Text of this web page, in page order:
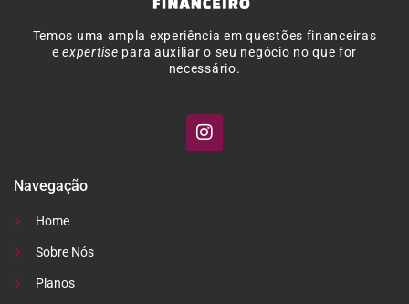
Temos uma ampla experiência em questões financeiras
eexpertise para auxiliar o seu negócio no que for
necessário.
Navegação
Home
Sobre Nós
Planos